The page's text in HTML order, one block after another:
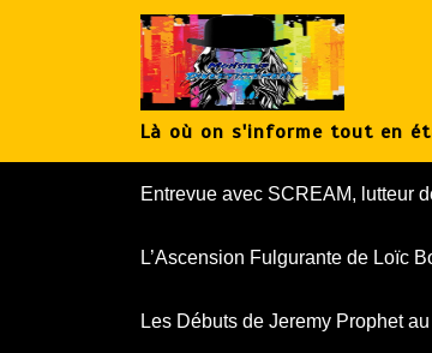
Là où on s'informe tout en
Entrevue avec SCREAM, lutteur
L’Ascension Fulgurante de Loïc
Les Débuts de Jeremy Prophet